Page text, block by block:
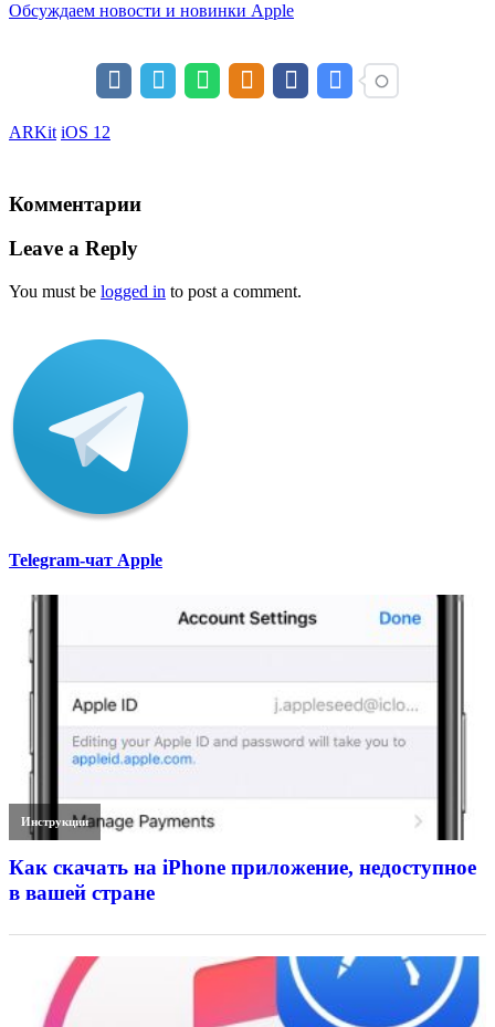
Обсуждаем новости и новинки Apple
ARKit iOS 12
Комментарии
Leave a Reply
You must be logged in to post a comment.
Telegram-чат Apple
Инструкции
Как скачать на iPhone приложение, недоступное
в вашей стране